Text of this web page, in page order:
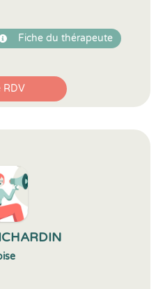
Fiche du thérapeute
RDV